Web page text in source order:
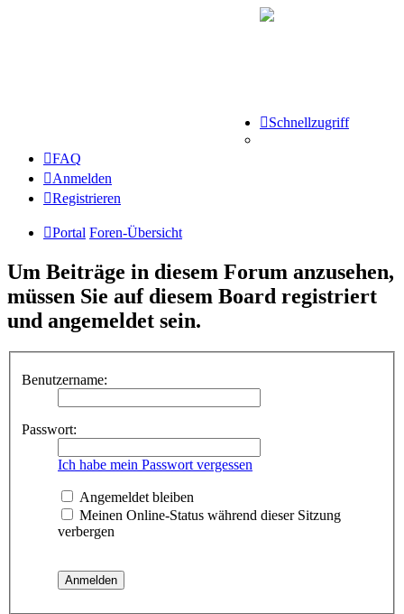
Schnellzugriff
FAQ
Anmelden
Registrieren
Portal Foren-Übersicht
Um Beiträge in diesem Forum anzusehen,
müssen Sie auf diesem Board registriert
und angemeldet sein.
Benutzername:
Passwort:
Ich habe mein Passwort vergessen
Angemeldet bleiben
Meinen Online-Status während dieser Sitzung
verbergen